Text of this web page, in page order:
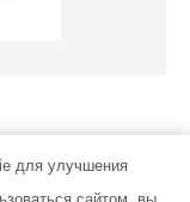
для улучшения